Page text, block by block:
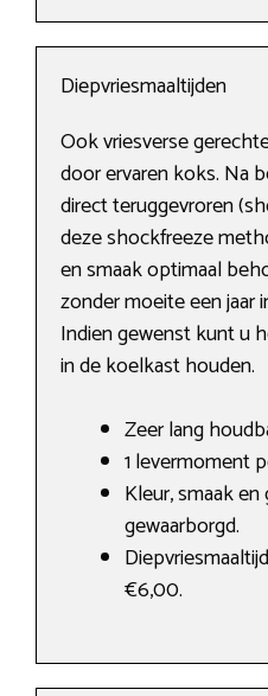
Diepvriesmaaltijden
Ook vriesverse
door ervaren koks. Na
direct teruggevroren
deze shockfreeze
en smaak optimaal
zonder moeite een jaar
Indien gewenst kunt u
in de koelkast houden.
Zeer lang
1 levermoment
Kleur, smaak
gewaarborgd.
€6,00.